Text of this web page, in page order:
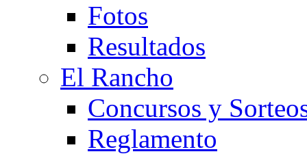
Fotos
Resultados
El Rancho
Concursos y
Reglamento